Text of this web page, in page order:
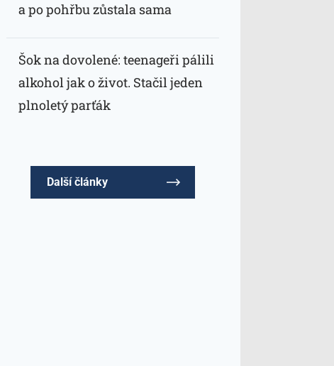
a po pohřbu zůstala sama
Šok na dovolené: teenageři pálili
alkohol jak o život. Stačil jeden
plnoletý parťák
Další články